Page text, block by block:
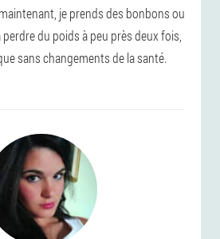
je prends des bonbons ou
du poids à peu près deux fois,
sans changements de la santé.